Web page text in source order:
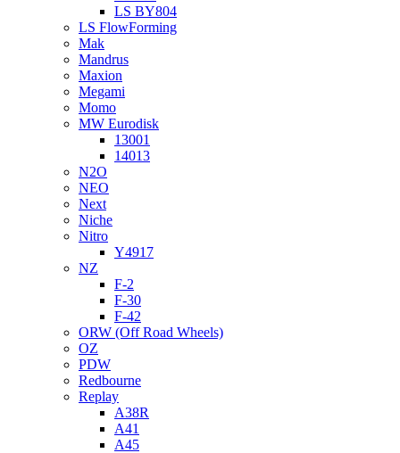
LS BY804
LS FlowForming
Mak
Mandrus
Maxion
Megami
Momo
MW Eurodisk
13001
14013
N2O
NEO
Next
Niche
Nitro
Y4917
NZ
F-2
F-30
F-42
ORW (Off Road Wheels)
OZ
PDW
Redbourne
Replay
A38R
A41
A45